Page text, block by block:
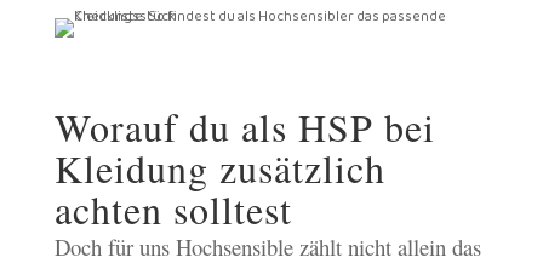
Worauf du als HSP bei
Kleidung zusätzlich
achten solltest
Doch für uns Hochsensible zählt nicht allein das